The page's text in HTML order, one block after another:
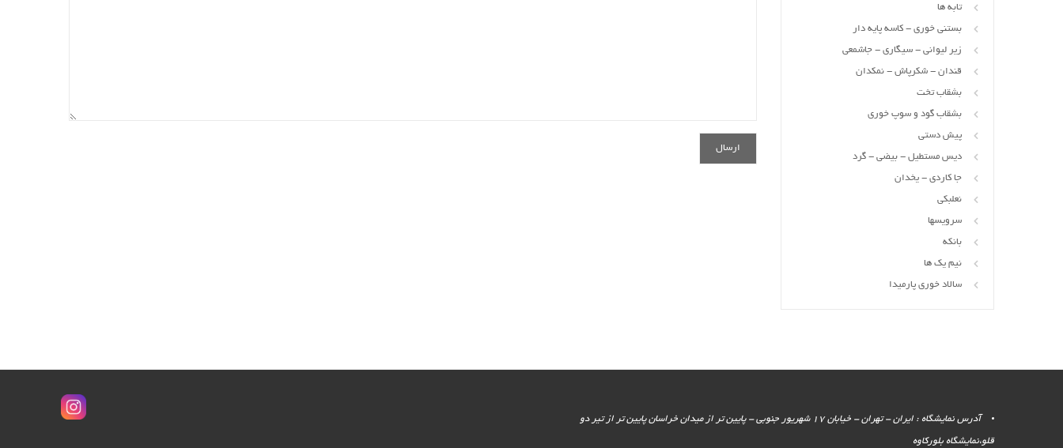
تابه ها
بستنی خوری - کاسه پایه دار
زیر لیوانی - سیگاری - جاشمعی
قندان - شکرپاش - نمکدان
بشقاب تخت
بشقاب گود و سوپ خوری
پیش دستی
دیس مستطیل - بیضی - گرد
جا کاردی - یخدان
نعلبکی
سرویسها
بانکه
نیم یک ها
سالاد خوری پارمیدا
آدرس نمایشگاه : ایران - تهران - خیابان 17 شهریور جنوبی - پایین تر از میدان خراسان پایین تر از تیر دو
قلو،نمایشگاه بلورکاوه